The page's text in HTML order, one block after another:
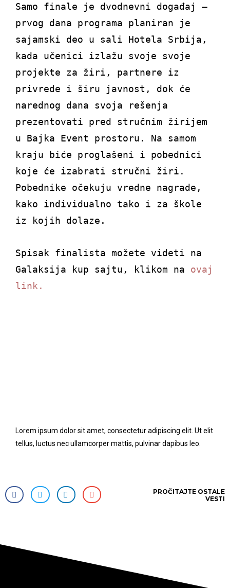
Samo finale je dvodnevni događaj –
prvog dana programa planiran je
sajamski deo u sali Hotela Srbija,
kada učenici izlažu svoje svoje
projekte za žiri, partnere iz
privrede i širu javnost, dok će
narednog dana svoja rešenja
prezentovati pred stručnim žirijem
u Bajka Event prostoru. Na samom
kraju biće proglašeni i pobednici
koje će izabrati stručni žiri.
Pobednike očekuju vredne nagrade,
kako individualno tako i za škole
iz kojih dolaze.
Spisak finalista možete videti na
Galaksija kup sajtu, klikom na ovaj
link.
Lorem ipsum dolor sit amet, consectetur adipiscing elit. Ut elit
tellus, luctus nec ullamcorper mattis, pulvinar dapibus leo.
PROČITAJTE OSTALE
VESTI